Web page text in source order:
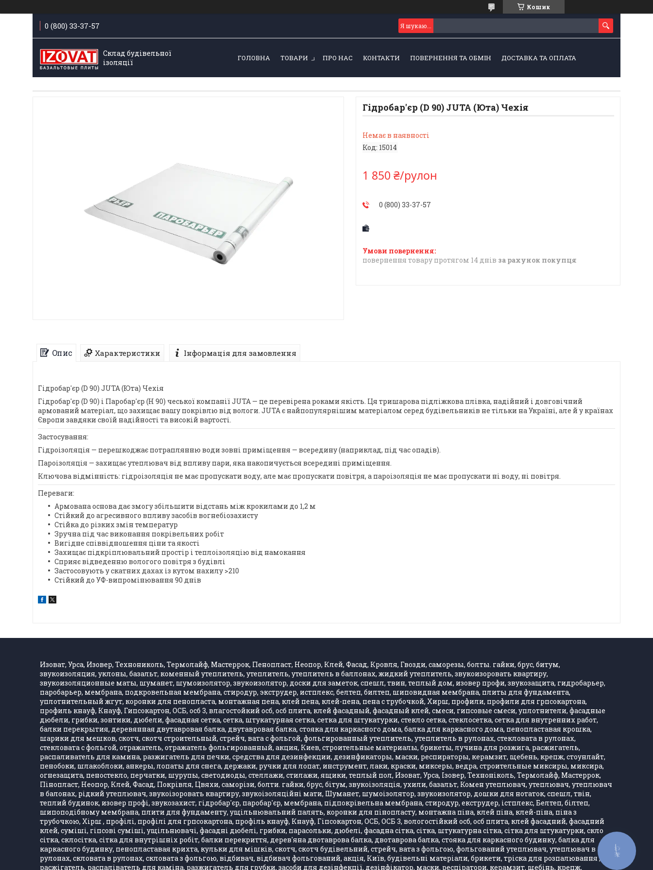
Кошик
0 (800) 33-37-57
Склад будівельної
ізоляції
ГОЛОВНА ТОВАРИ ПРО НАС КОНТАКТИ ПОВЕРНЕННЯ ТА ОБМІН ДОСТАВКА ТА ОПЛАТА
Гідробар'єр (D 90) JUTA (Юта) Чехія
Немає в наявності
Код: 15014
1 850 ₴/рулон
0 (800) 33-37-57
повернення товару протягом 14 днів за рахунок покупця
Опис Характеристики Інформація для замовлення
Гідробар'єр (D 90) JUTA (Юта) Чехія
Гідробар'єр (D 90) і Паробар'єр (H 90) чеської компанії JUTA — це перевірена роками якість. Ця тришарова підліжкова плівка, надійний і довговічний
армований матеріал, що захищає вашу покрівлю від вологи. JUTA є найпопулярнішим матеріалом серед будівельників не тільки на Україні, але й у країнах
Європи завдяки своїй надійності та високій вартості.
Застосування:
Гідроізоляція — перешкоджає потраплянню води зовні приміщення — всередину (наприклад, під час опадів).
Пароізоляція — захищає утеплювач від впливу пари, яка накопичується всередині приміщення.
Ключова відмінність: гідроізоляція не має пропускати воду, але має пропускати повітря, а пароізоляція не має пропускати ні воду, ні повітря.
Переваги:
Армована основа дає змогу збільшити відстань між крокилами до 1,2 м
Стійкий до агресивного впливу засобів вогнебіозахисту
Стійка до різких змін температур
Зручна під час виконання покрівельних робіт
Вигідне співвідношення ціни та якості
Захищає підкріплювальний простір і теплоізоляцію від намокання
Сприяє відведенню вологого повітря з будівлі
Застосовують у скатних дахах із кутом нахилу >210
Стійкий до УФ-випромінювання 90 днів
Изоват, Урса, Изовер, Технониколь, Термолайф, Мастеррок, Пенопласт, Неопор, Клей, Фасад, Кровля, Гвозди, саморезы, болты. гайки, брус, битум,
звукоизоляция, уклоны, базальт, коменный утеплитель, утеплитель, утеплитель в баллонах, жидкий утеплитель, звукоизоровать квартиру,
звукоизоляционные маты, шуманет, шумоизолятор, звукоизолятор, доски для заметок, спешл, твин, теплый дом, изовер профи, звукозащита, гидробарьер,
паробарьер, мембрана, подкровельная мембрана, стиродур, экструдер, истплекс, белтеп, билтеп, шиповидная мембрана, плиты для фундамента,
уплотнительный жгут, коронки для пенопласта, монтажная пена, клей пена, клей-пена, пена с трубочкой, Хирш, профили, профили для грпсокартона,
профиль кнауф, Кнауф, Гипсокартон, ОСБ, осб 3, влагостойкий осб, осб плита, клей фасадный, фасадный клей, смеси, гипсовые смеси, уплотнители, фасадные
дюбели, грибки, зонтики, дюбели, фасадная сетка, сетка, штукатурная сетка, сетка для штукатурки, стекло сетка, стеклосетка, сетка для внутренних работ,
балки перекрытия, деревянная двутавровая балка, двутавровая балка, стояка для каркасного дома, балка для каркасного дома, пенопластавая крошка,
шарики для мешков, скотч, скотч строительный, стрейч, вата с фольгой, фольгированный утеплитель, утеплитель в рулонах, стекловата в рулонах,
стекловата с фольгой, отражатель, отражатель фольгированный, акция, Киев, строительные материалы, брикеты, лучина для розжига, расжигатель,
распаливатель для камина, разжигатель для печки, средства для дезинфекции, дезинфикаторы, маски, респираторы, керамзит, щебень, крепж, стоунлайт,
пенобоки, шлакоблоки, анкеры, лопаты для снега, держаки, ручки для лопат, инструмент, лаки, краски, миксеры, ведра, строительные миксиры, миксира,
огнезащита, пеностекло, перчатки, шурупы, светодиоды, стеллажи, стилажи, ящики, теплый пол, Изоват, Урса, Ізовер, Техноніколь, Термолайф, Мастеррок,
Пінопласт, Неопор, Клей, Фасад, Покрівля, Цвяхи, саморізи, болти. гайки, брус, бітум, звукоізоляція, ухили, базальт, Комен утеплювач, утеплювач, утеплювач
в балонах, рідкий утеплювач, звукоізоровать квартиру, звукоізоляційні мати, Шуманет, шумоізолятор, звукоизолятор, дошки для нотаток, спешл, твін,
теплий будинок, изовер профі, звукозахист, гідробар'єр, паробар'єр, мембрана, підпокрівельна мембрана, стиродур, екструдер, істплекс, Белтеп, білтеп,
шипоподібному мембрана, плити для фундаменту, ущільнювальний палять, коронки для пінопласту, монтажна піна, клей піна, клей-піна, піна з
трубочкою, Хірш , профілі, профілі для грпсокартона, профіль кнауф, Кнауф, Гіпсокартон, ОСБ, ОСБ 3, вологостійкий осб, осб плита, клей фасадний, фасадний
клей, суміші, гіпсові суміші, ущільнювачі, фасадні дюбелі, грибки, парасольки, дюбелі, фасадна сітка, сітка, штукатурна сітка, сітка для штукатурки, скло
сітка, склосітка, сітка для внутрішніх робіт, балки перекриття, дерев'яна двотаврова балка, двотаврова балка, стояка для каркасного будинку, балка для
каркасного будинку, пенопластавая крихта, кульки для мішків, скотч, скотч будівельний, стрейч, вата з фольгою, фольгований утеплювач, утеплювач в
рулонах, скловата в рулонах, скловата з фольгою, відбивач, відбивач фольгований, акція, Київ, будівельні матеріали, брикети, тріска для розпалювання ,
расжігатель, распаліватель для каміна, разжигатель для грубки, засоби для дезінфекції, дезінфікатор, маски, респіратори, керамзит, щебінь, крепж,
КНОПКА
ЗВ'ЯЗКУ